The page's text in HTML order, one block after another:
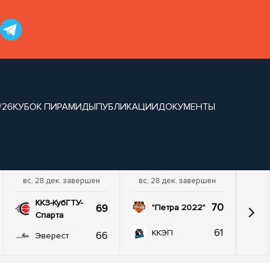
КУБОК ПИРАМИДЫПУБЛИКАЦИИДОКУМЕНТЫ
вс, 28 дек. завершен
ККЗ-КубГТУ-
Спарта
69
Эверест 66
вс, 28 дек. завершен
"Петра 2022" 70
ККЭП 61